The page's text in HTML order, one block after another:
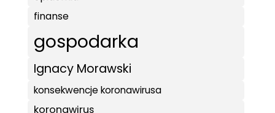
finanse
gospodarka
Ignacy Morawski
konsekwencje koronawirusa
koronawirus